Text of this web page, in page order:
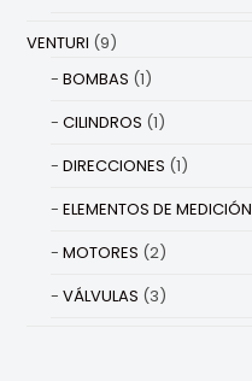
VENTURI (9)
BOMBAS (1)
CILINDROS (1)
DIRECCIONES (1)
ELEMENTOS DE MEDICIÓN
MOTORES (2)
VÁLVULAS (3)